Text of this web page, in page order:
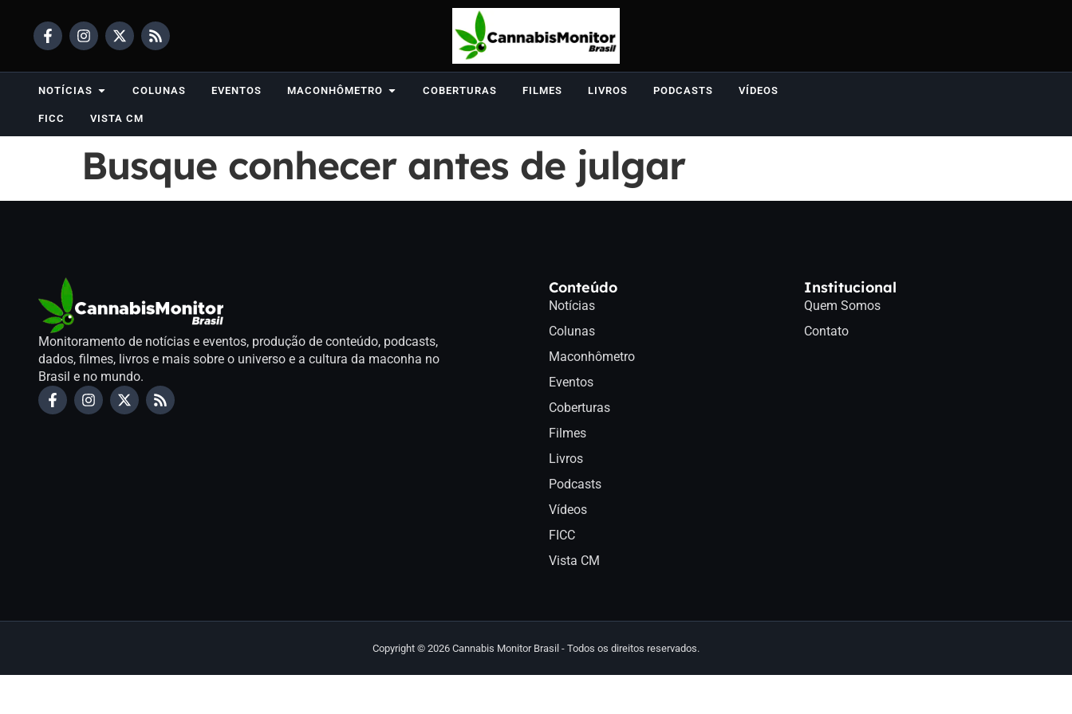
NOTÍCIAS COLUNAS EVENTOS MACONHÔMETRO COBERTURAS FILMES LIVROS PODCASTS VÍDEOS
FICC VISTA CM
Busque conhecer antes de julgar
Monitoramento de notícias e eventos, produção de conteúdo, podcasts,
dados, filmes, livros e mais sobre o universo e a cultura da maconha no
Brasil e no mundo.
Conteúdo
Notícias
Colunas
Maconhômetro
Eventos
Coberturas
Filmes
Livros
Podcasts
Vídeos
FICC
Vista CM
Institucional
Quem Somos
Contato
Copyright © 2026 Cannabis Monitor Brasil - Todos os direitos reservados.